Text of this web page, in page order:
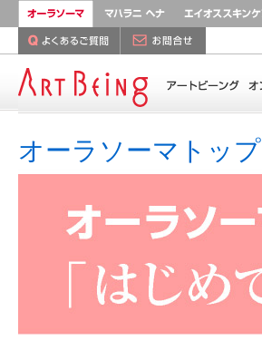
オーラソーマお茶会
オーラソーマ マハラニ ヘナ
よくあるご質問
オーラソーマトップ